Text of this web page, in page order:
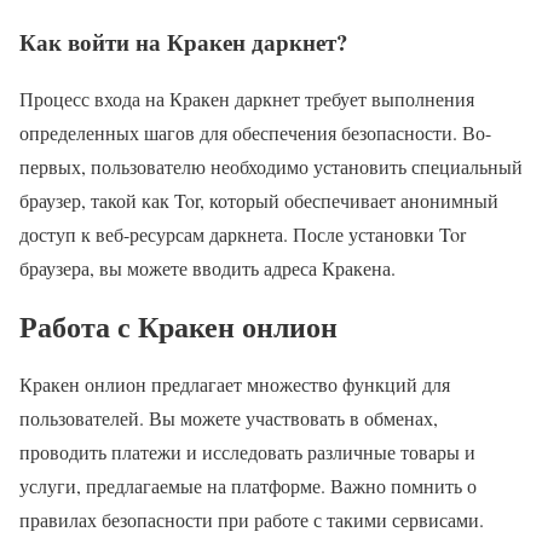
Как войти на Кракен даркнет?
Процесс входа на Кракен даркнет требует выполнения
определенных шагов для обеспечения безопасности. Во-
первых, пользователю необходимо установить специальный
браузер, такой как Tor, который обеспечивает анонимный
доступ к веб-ресурсам даркнета. После установки Tor
браузера, вы можете вводить адреса Кракена.
Работа с Кракен онлион
Кракен онлион предлагает множество функций для
пользователей. Вы можете участвовать в обменах,
проводить платежи и исследовать различные товары и
услуги, предлагаемые на платформе. Важно помнить о
правилах безопасности при работе с такими сервисами.